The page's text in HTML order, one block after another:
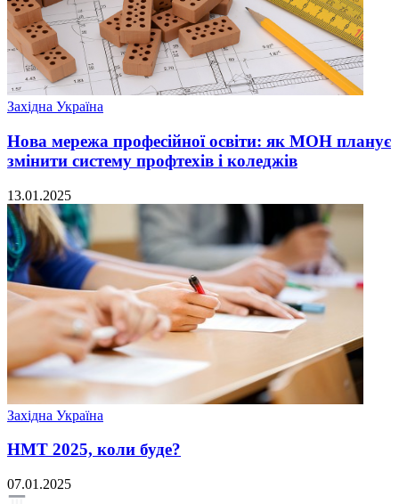
Західна Україна
Нова мережа професійної освіти: як МОН планує
змінити систему профтехів і коледжів
13.01.2025
Західна Україна
НМТ 2025, коли буде?
07.01.2025